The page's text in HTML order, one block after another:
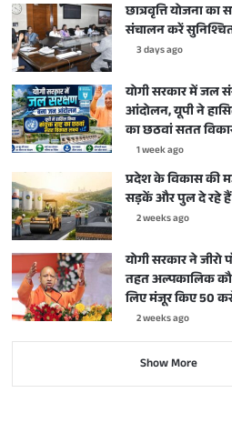
छात्रवृत्ति योजना का
संचालन करें
3 days ago
योगी सरकार में जल
आंदोलन, यूपी ने
का छठवां सतत
1 week ago
प्रदेश के विकास की
सड़कें और पुल दे रहे हैं
2 weeks ago
योगी सरकार ने जीरो
तहत अल्पकालिक
लिए मंजूर किए 50
2 weeks ago
Show More